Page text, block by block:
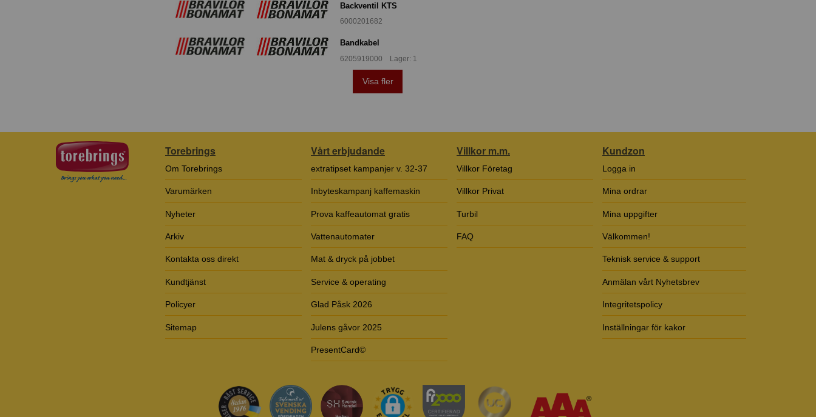
Backventil KTS
6000201682
Bandkabel
6205919000 Lager: 1
Visa fler
Torebrings
Om Torebrings
Varumärken
Nyheter
Arkiv
Kontakta oss direkt
Kundtjänst
Policyer
Sitemap
Vårt erbjudande
extratipset kampanjer v. 32-37
Inbyteskampanj kaffemaskin
Prova kaffeautomat gratis
Vattenautomater
Mat & dryck på jobbet
Service & operating
Glad Påsk 2026
Julens gåvor 2025
PresentCard©
Villkor m.m.
Villkor Företag
Villkor Privat
Turbil
FAQ
Kundzon
Logga in
Mina ordrar
Mina uppgifter
Välkommen!
Teknisk service & support
Anmälan vårt Nyhetsbrev
Integritetspolicy
Inställningar för kakor